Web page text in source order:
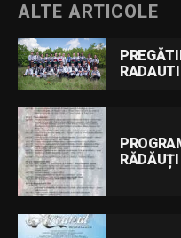
ALTE ARTICOLE
RĂDĂUȚI